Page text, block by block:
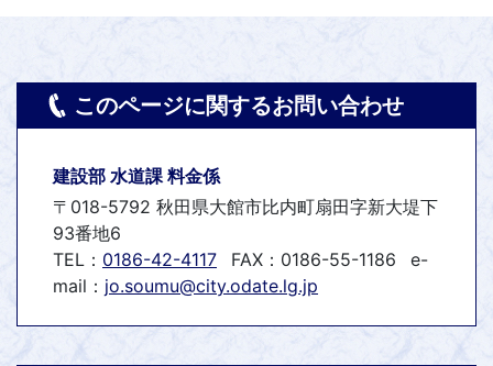
このページに関するお問い合わせ
建設部 水道課 料金係
〒018-5792 秋田県大館市比内町扇田字新大堤下
93番地6
TEL： 0186-42-4117 FAX：0186-55-1186
e-
mail： jo.soumu@city.odate.lg.jp